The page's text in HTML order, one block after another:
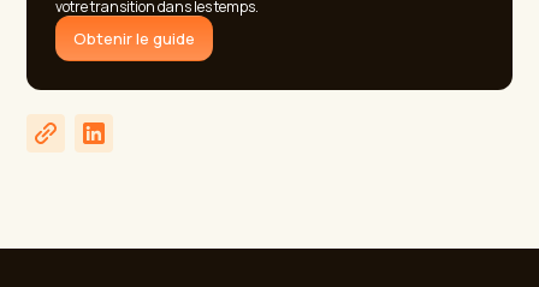
votre transition dans les temps.
Obtenir le guide